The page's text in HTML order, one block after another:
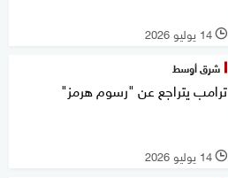
l 14 يوليو 2026
شرق أوسط
ترامب يتراجع عن "رسوم هرمز"
l 14 يوليو 2026